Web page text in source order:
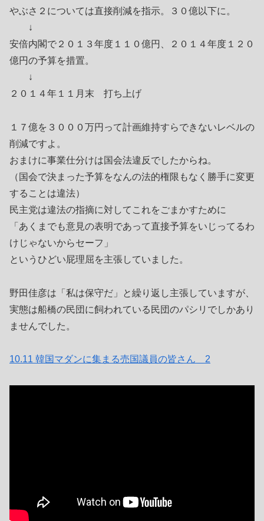
やぶさ２については直接削減を指示。３０億以下に。
↓
安倍内閣で２０１３年度１１０億円、２０１４年度１２０
億円の予算を措置。
↓
２０１４年１１月末 打ち上げ
１７億を３０００万円って計画維持すらできないレベルの
削減ですよ。
おまけに事業仕分けは国会法違反でしたからね。
（国会で決まった予算をなんの法的権限もなく勝手に変更
することは違法）
民主党は違法の指摘に対してこれをごまかすために
「あくまでも意見の表明であって直接予算をいじってるわ
けじゃないからセーフ」
というひどい屁理屈を主張していました。
野田佳彦は「私は保守だ」と繰り返し主張していますが、
実態は船橋の民団に飼われている民団のパシリでしかあり
ませんでした。
10.11 韓国マダンに集まる売国議員の皆さん＿2